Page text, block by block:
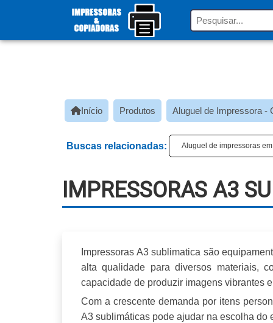
Início Produtos Aluguel de Impressora -
Buscas relacionadas: Aluguel de impressoras
IMPRESSORAS A3
Impressoras A3 sublimatica são
alta qualidade para diversos materiais,
capacidade de produzir imagens vibrantes
Com a crescente demanda por itens
A3 sublimáticas pode ajudar na escolha do